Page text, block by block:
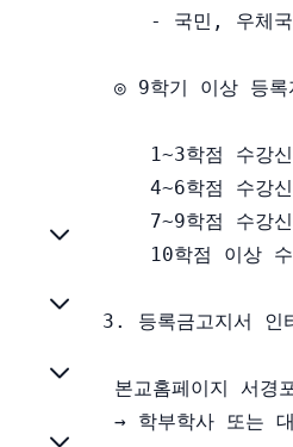
- 국민, 우체
◎ 9학기 이상 등록
1~3학점 수강
4~6학점 수강
7~9학점 수강
10학점 이상 수
3. 등록금고지서 인
본교홈페이지 서경
→ 학부학사 또는